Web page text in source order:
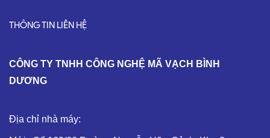
THÔNG TIN LIÊN HỆ
CÔNG TY TNHH CÔNG NGHỆ MÃ VẠCH BÌNH
DƯƠNG
Địa chỉ nhà máy: